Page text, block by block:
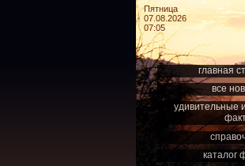
Пятница
07.08.2026
07:05
главная
все
удивительные
каталог